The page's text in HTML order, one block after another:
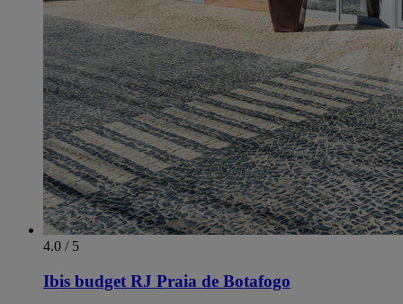
4.0 / 5
Ibis budget RJ Praia de Botafogo